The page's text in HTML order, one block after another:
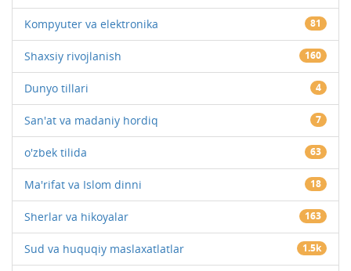
Kompyuter va elektronika 81
Shaxsiy rivojlanish 160
Dunyo tillari 4
San'at va madaniy hordiq 7
o'zbek tilida 63
Ma'rifat va Islom dinni 18
Sherlar va hikoyalar 163
Sud va huquqiy maslaxatlatlar 1.5k